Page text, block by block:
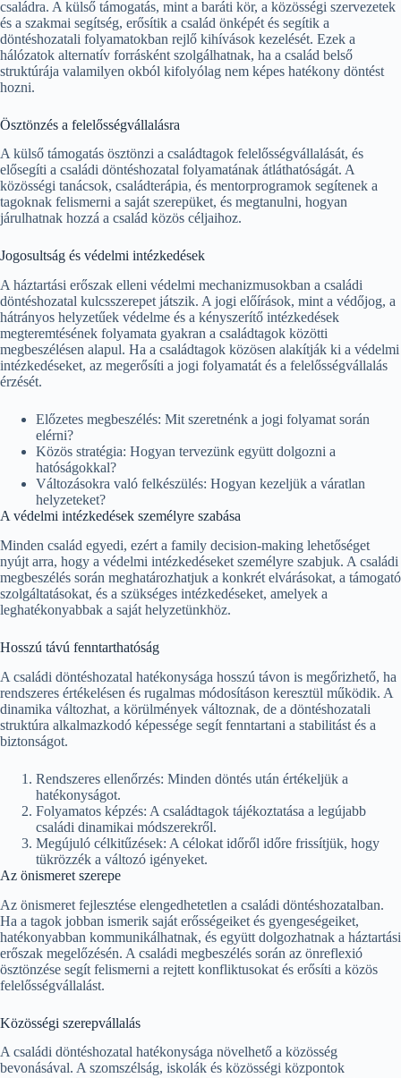
családra. A külső támogatás, mint a baráti kör, a közösségi szervezetek
és a szakmai segítség, erősítik a család önképét és segítik a
döntéshozatali folyamatokban rejlő kihívások kezelését. Ezek a
hálózatok alternatív forrásként szolgálhatnak, ha a család belső
struktúrája valamilyen okból kifolyólag nem képes hatékony döntést
hozni.
Ösztönzés a felelősségvállalásra
A külső támogatás ösztönzi a családtagok felelősségvállalását, és
elősegíti a családi döntéshozatal folyamatának átláthatóságát. A
közösségi tanácsok, családterápia, és mentorprogramok segítenek a
tagoknak felismerni a saját szerepüket, és megtanulni, hogyan
járulhatnak hozzá a család közös céljaihoz.
Jogosultság és védelmi intézkedések
A háztartási erőszak elleni védelmi mechanizmusokban a családi
döntéshozatal kulcsszerepet játszik. A jogi előírások, mint a védőjog, a
hátrányos helyzetűek védelme és a kényszerítő intézkedések
megteremtésének folyamata gyakran a családtagok közötti
megbeszélésen alapul. Ha a családtagok közösen alakítják ki a védelmi
intézkedéseket, az megerősíti a jogi folyamatát és a felelősségvállalás
érzését.
Előzetes megbeszélés: Mit szeretnénk a jogi folyamat során
elérni?
Közös stratégia: Hogyan tervezünk együtt dolgozni a
hatóságokkal?
Változásokra való felkészülés: Hogyan kezeljük a váratlan
helyzeteket?
A védelmi intézkedések személyre szabása
Minden család egyedi, ezért a family decision-making lehetőséget
nyújt arra, hogy a védelmi intézkedéseket személyre szabjuk. A családi
megbeszélés során meghatározhatjuk a konkrét elvárásokat, a támogató
szolgáltatásokat, és a szükséges intézkedéseket, amelyek a
leghatékonyabbak a saját helyzetünkhöz.
Hosszú távú fenntarthatóság
A családi döntéshozatal hatékonysága hosszú távon is megőrizhető, ha
rendszeres értékelésen és rugalmas módosításon keresztül működik. A
dinamika változhat, a körülmények változnak, de a döntéshozatali
struktúra alkalmazkodó képessége segít fenntartani a stabilitást és a
biztonságot.
Rendszeres ellenőrzés: Minden döntés után értékeljük a
hatékonyságot.
Folyamatos képzés: A családtagok tájékoztatása a legújabb
családi dinamikai módszerekről.
Megújuló célkitűzések: A célokat időről időre frissítjük, hogy
tükrözzék a változó igényeket.
Az önismeret szerepe
Az önismeret fejlesztése elengedhetetlen a családi döntéshozatalban.
Ha a tagok jobban ismerik saját erősségeiket és gyengeségeiket,
hatékonyabban kommunikálhatnak, és együtt dolgozhatnak a háztartási
erőszak megelőzésén. A családi megbeszélés során az önreflexió
ösztönzése segít felismerni a rejtett konfliktusokat és erősíti a közös
felelősségvállalást.
Közösségi szerepvállalás
A családi döntéshozatal hatékonysága növelhető a közösség
bevonásával. A szomszélság, iskolák és közösségi központok